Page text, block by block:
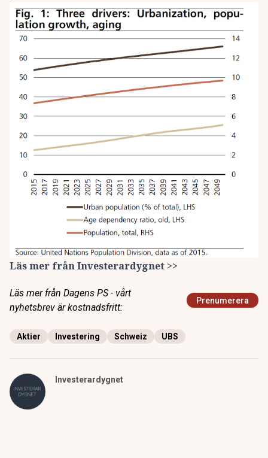
Läs mer från Investerardygnet >>
Läs mer från Dagens PS - vårt
nyhetsbrev är kostnadsfritt:
Prenumerera
Aktier Investering Schweiz UBS
Investerardygnet